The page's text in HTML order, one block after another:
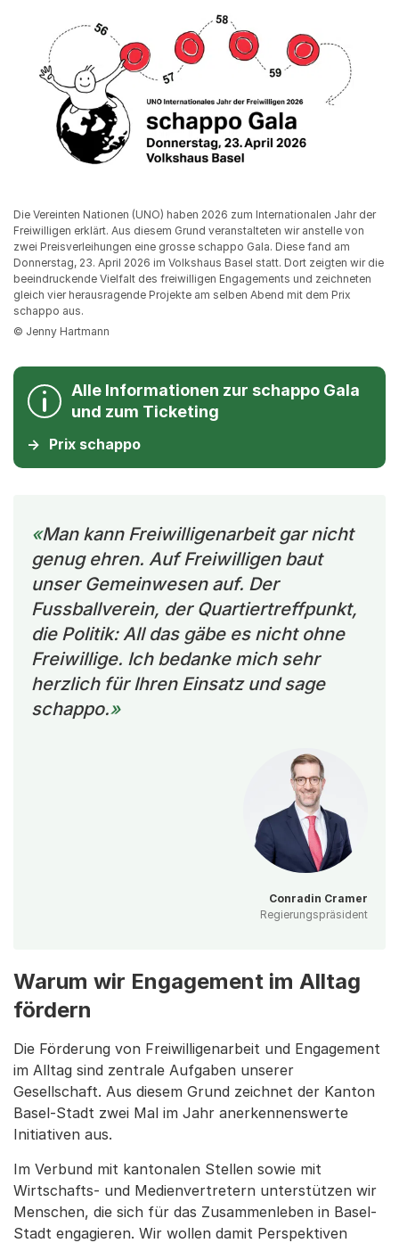
Die Vereinten Nationen (UNO) haben 2026 zum Internationalen Jahr der
Freiwilligen erklärt. Aus diesem Grund veranstalteten wir anstelle von
zwei Preisverleihungen eine grosse schappo Gala. Diese fand am
Donnerstag, 23. April 2026 im Volkshaus Basel statt. Dort zeigten wir die
beeindruckende Vielfalt des freiwilligen Engagements und zeichneten
gleich vier herausragende Projekte am selben Abend mit dem Prix
schappo aus.
© Jenny Hartmann
Alle Informationen zur schappo Gala
und zum Ticketing
Prix schappo
Man kann Freiwilligenarbeit gar nicht
genug ehren. Auf Freiwilligen baut
unser Gemeinwesen auf. Der
Fussballverein, der Quartiertreffpunkt,
die Politik: All das gäbe es nicht ohne
Freiwillige. Ich bedanke mich sehr
herzlich für Ihren Einsatz und sage
schappo.
Conradin Cramer
Regierungspräsident
Warum wir Engagement im Alltag
fördern
Die Förderung von Freiwilligenarbeit und Engagement
im Alltag sind zentrale Aufgaben unserer
Gesellschaft. Aus diesem Grund zeichnet der Kanton
Basel-Stadt zwei Mal im Jahr anerkennenswerte
Initiativen aus.
Im Verbund mit kantonalen Stellen sowie mit
Wirtschafts- und Medienvertretern unterstützen wir
Menschen, die sich für das Zusammenleben in Basel-
Stadt engagieren. Wir wollen damit Perspektiven